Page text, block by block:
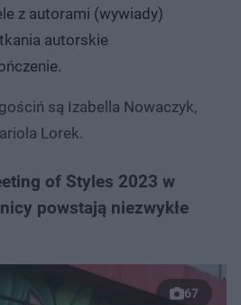
z autorami (wywiady)
autorskie
są Izabella Nowaczyk,
Lorek.
of Styles 2023 w
powstają niezwykłe
67